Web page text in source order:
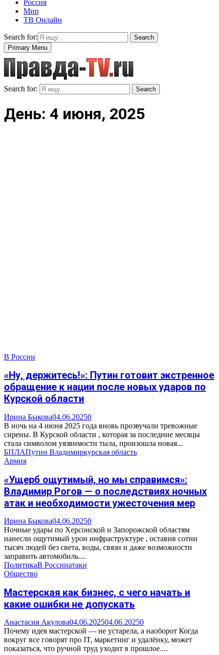
Россия
Мир
ТВ Онлайн
Search for:
Search
Primary Menu
Search for: Search
День: 4 июня, 2025
В России
«Ну, держитесь!»: Путин готовит экстренное
обращение к нации после новых ударов по
Курской области
Ирина Быкова04.06.20250
В ночь на 4 июня 2025 года вновь прозвучали тревожные
сирены. В Курской области , которая за последние месяцы
стала символом уязвимости тыла, произошла новая...
БПЛАПутин Владимиркурская область
Армия
«Ущерб ощутимый, но мы справимся»:
Владимир Рогов — о последствиях ночных
атак и необходимости ужесточения мер
Ирина Быкова04.06.20250
Ночные удары по Херсонской и Запорожской областям
нанесли ощутимый урон инфраструктуре , оставив сотни
тысяч людей без света, воды, связи и даже возможности
заправить автомобиль....
ПолитикаВ Россииатаки
Общество
Мастерская как бизнес, с чего начать и
какие ошибки не допускать
Анастасия Акулова04.06.202504.06.20250
Почему идея мастерской — не устарела, а наоборот Когда
вокруг все говорят про IT, маркетинг и удалёнку, может
показаться, что ручной труд уходит в прошлое....